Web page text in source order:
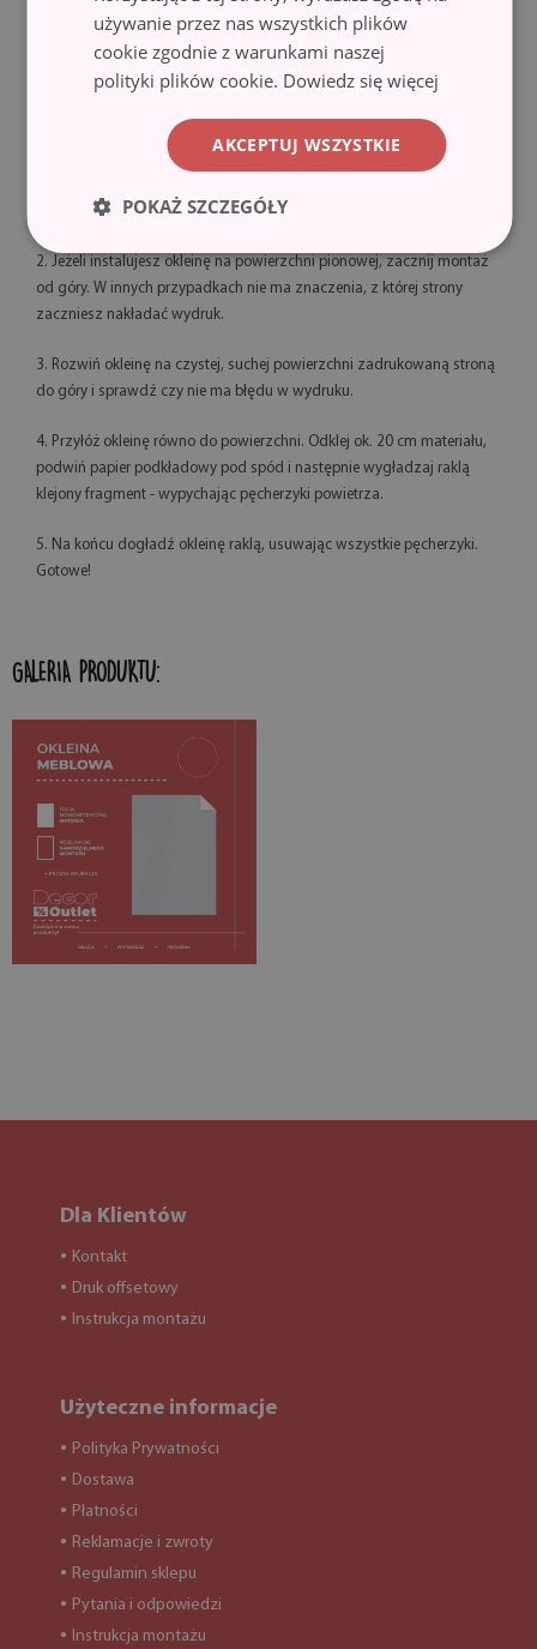
osusz powierzchnię ręcznikiem. Gotowe!
1. Przygotuj oklejoną powierzchnię. Oczyść dokładnie miejsce, w
kurz i inne zanieczyszczenia.
2. Jeżeli instalujesz okleinę na powierzchni pionowej, zacznij montaż
od góry. W innych przypadkach nie ma znaczenia, z której strony
zaczniesz nakładać wydruk.
3. Rozwiń okleinę na czystej, suchej powierzchni zadrukowaną stroną
do góry i sprawdź czy nie ma błędu w wydruku.
4. Przyłóż okleinę równo do powierzchni. Odklej ok. 20 cm materiału,
podwiń papier podkładowy pod spód i następnie wygładzaj raklą
klejony fragment - wypychając pęcherzyki powietrza.
5. Na końcu dogładź okleinę raklą, usuwając wszystkie pęcherzyki.
Gotowe!
GALERIA PRODUKTU:
Dla Klientów
● Kontakt
● Druk offsetowy
● Instrukcja montażu
Użyteczne informacje
● Polityka Prywatności
● Dostawa
● Płatności
● Reklamacje i zwroty
● Regulamin sklepu
● Pytania i odpowiedzi
● Instrukcja montażu
używanie przez nas wszystkich plików
cookie zgodnie z warunkami naszej
polityki plików cookie. Dowiedz się więcej
AKCEPTUJ WSZYSTKIE
POKAŻ SZCZEGÓŁY